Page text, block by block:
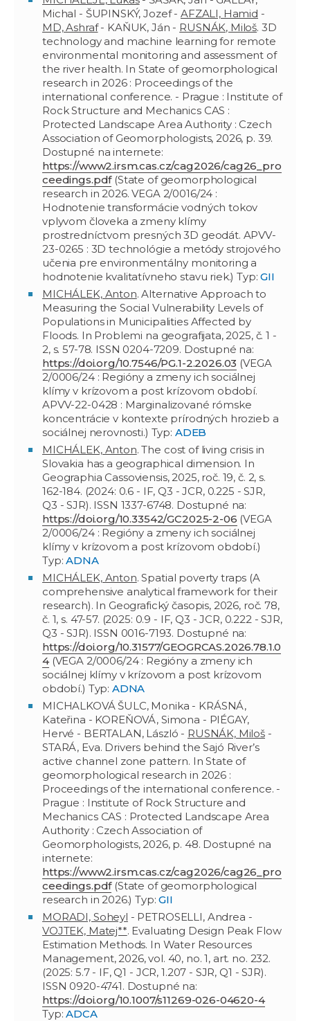
Michal - ŠUPINSKÝ, Jozef - AFZALI, Hamid -
MD, Ashraf- KAŇUK, Ján - RUSNÁK, Miloš. 3D
technology and machine learning for remote
environmental monitoring and assessment of
the river health. In State of geomorphological
research in 2026 : Proceedings of the
international conference. - Prague : Institute of
Rock Structure and Mechanics CAS :
Protected Landscape Area Authority : Czech
Association of Geomorphologists, 2026, p. 39.
Dostupné na internete:
https://www2.irsm.cas.cz/cag2026/cag26_pro
ceedings.pdf(State of geomorphological
research in 2026. VEGA 2/0016/24 :
Hodnotenie transformácie vodných tokov
vplyvom človeka a zmeny klímy
prostredníctvom presných 3D geodát. APVV-
23-0265 : 3D technológie a metódy strojového
učenia pre environmentálny monitoring a
hodnotenie kvalitatívneho stavu riek.) Typ:GII
MICHÁLEK, Anton. Alternative Approach to
Measuring the Social Vulnerability Levels of
Populations in Municipalities Affected by
Floods. In Problemi na geografijata, 2025, č. 1 -
2, s. 57-78. ISSN 0204-7209. Dostupné na:
https://doi.org/10.7546/PG.1-2.2026.03 (VEGA
2/0006/24 : Regióny a zmeny ich sociálnej
klímy v krízovom a post krízovom období.
APVV-22-0428 : Marginalizované rómske
koncentrácie v kontexte prírodných hrozieb a
sociálnej nerovnosti.) Typ: ADEB
MICHÁLEK, Anton. The cost of living crisis in
Slovakia has a geographical dimension. In
Geographia Cassoviensis, 2025, roč. 19, č. 2, s.
162-184. (2024: 0.6 - IF, Q3 - JCR, 0.225 - SJR,
Q3 - SJR). ISSN 1337-6748. Dostupné na:
https://doi.org/10.33542/GC2025-2-06 (VEGA
2/0006/24 : Regióny a zmeny ich sociálnej
klímy v krízovom a post krízovom období.)
Typ:ADNA
MICHÁLEK, Anton. Spatial poverty traps (A
comprehensive analytical framework for their
research). In Geografický časopis, 2026, roč. 78,
č. 1, s. 47-57. (2025: 0.9 - IF, Q3 - JCR, 0.222 - SJR,
Q3 - SJR). ISSN 0016-7193. Dostupné na:
https://doi.org/10.31577/GEOGRCAS.2026.78.1.0
4(VEGA 2/0006/24 : Regióny a zmeny ich
sociálnej klímy v krízovom a post krízovom
období.) Typ: ADNA
MICHALKOVÁ ŠULC, Monika - KRÁSNÁ,
Kateřina - KOREŇOVÁ, Simona - PIÉGAY,
Hervé - BERTALAN, László - RUSNÁK, Miloš -
STARÁ, Eva. Drivers behind the Sajó River’s
active channel zone pattern. In State of
geomorphological research in 2026 :
Proceedings of the international conference. -
Prague : Institute of Rock Structure and
Mechanics CAS : Protected Landscape Area
Authority : Czech Association of
Geomorphologists, 2026, p. 48. Dostupné na
internete:
https://www2.irsm.cas.cz/cag2026/cag26_pro
ceedings.pdf(State of geomorphological
research in 2026.) Typ:GII
MORADI, Soheyl - PETROSELLI, Andrea -
VOJTEK, Matej**. Evaluating Design Peak Flow
Estimation Methods. In Water Resources
Management, 2026, vol. 40, no. 1, art. no. 232.
(2025: 5.7 - IF, Q1 - JCR, 1.207 - SJR, Q1 - SJR).
ISSN 0920-4741. Dostupné na:
https://doi.org/10.1007/s11269-026-04620-4
Typ:ADCA